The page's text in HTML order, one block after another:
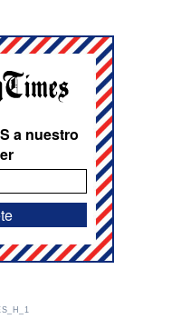
a nuestro